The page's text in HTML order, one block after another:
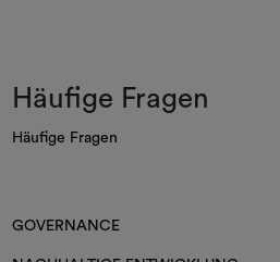
Häufige Fragen
Häufige Fragen
GOVERNANCE